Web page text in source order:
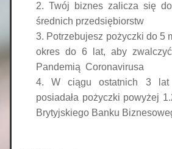
Twój biznes zalicza się
średnich przedsiębiorstw
Potrzebujesz pożyczki do 5
okres do 6 lat, aby
Pandemią  Coronavirusa
W ciągu ostatnich 3
posiadała pożyczki powyżej
Brytyjskiego Banku